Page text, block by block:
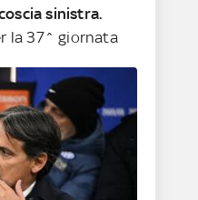
sinistra.
la 37^ giornata